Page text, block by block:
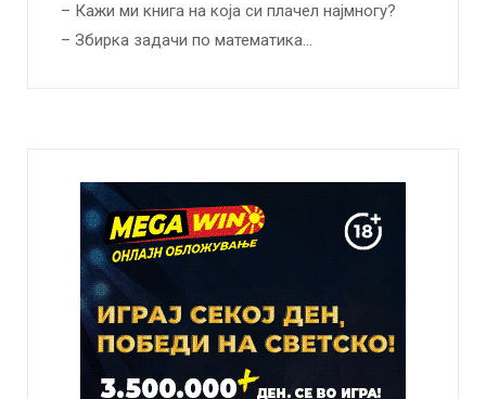
– Кажи ми книга на која си плачел најмногу?
– Збирка задачи по математика…